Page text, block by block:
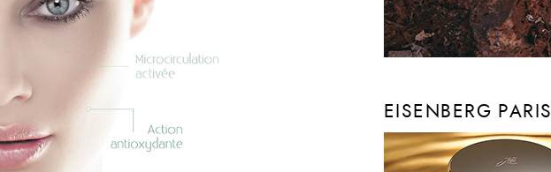
EISENBERG PARIS